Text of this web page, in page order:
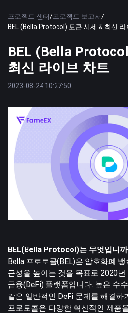
프로젝트 센터/프로젝트 보고서/
BEL (Bella Protocol) 토큰 시세 & 최신
BEL (Bella
최신 라이브 차트
2023-08-24 10:27:50
BEL(Bella Protocol)는 무엇입니
Bella 프로토콜(BEL)은 암호화폐
근성을 높이는 것을 목표로 2020
금융(DeFi) 플랫폼입니다. 높은 수
같은 일반적인 DeFi 문제를 해결하
프로토콜은 다양한 혁신적인 제품